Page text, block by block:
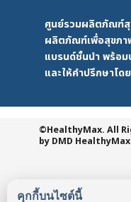
คุกกี้บนไซต์นี้
ศูนย์รวมผลิตภัณฑ์สุ
ผลิตภัณฑ์เพื่อสุขภ
แบรนด์ชั้นนำ พร้อ
และให้คำปรึกษาโ
©HealthyMax. All
by DMD HealthyMax